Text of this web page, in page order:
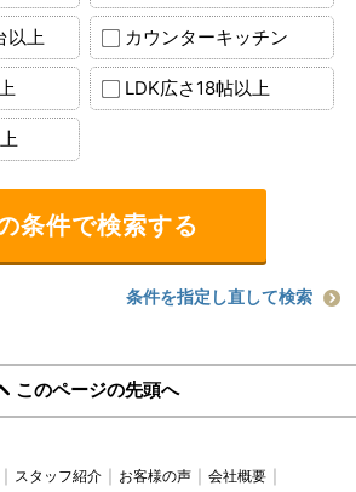
以上 カウンターキッチン
LDK広さ18帖以上
条件を指定し直して検索
このページの先頭へ
スタッフ紹介 お客様の声
会社概要